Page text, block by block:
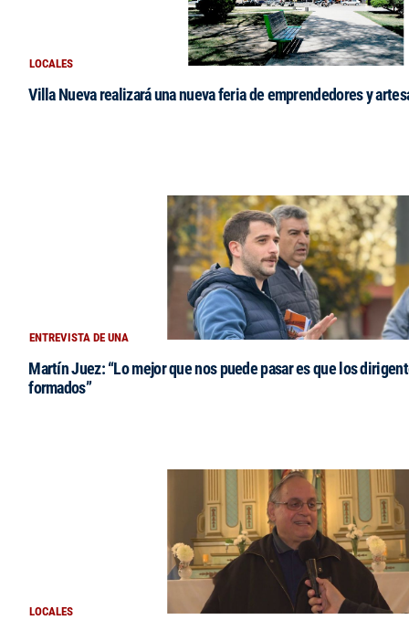
LOCALES
Villa Nueva realizará una nueva feria de emprendedores y
ENTREVISTA DE UNA
Martín Juez: “Lo mejor que nos puede pasar es que los
formados”
LOCALES